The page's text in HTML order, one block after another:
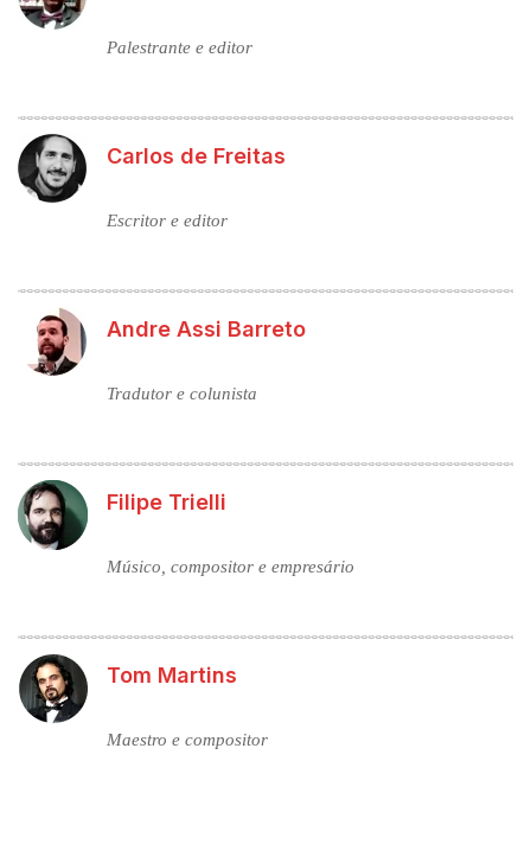
Palestrante e editor
Carlos de Freitas
Escritor e editor
Andre Assi Barreto
Tradutor e colunista
Filipe Trielli
Músico, compositor e empresário
Tom Martins
Maestro e compositor